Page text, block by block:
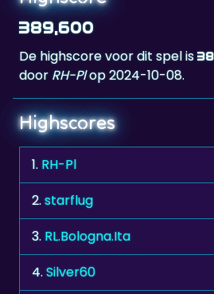
De highscore voor dit spel is
doorRH-Plop 2024-10-08.
Highscores
1.RH-Pl
2.starflug
3. RL.Bologna.Ita
4.Silver60
5. stvn